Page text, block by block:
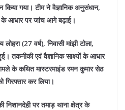
गया। टीम ने वैज्ञानिक अनुसंधान,
के आधार पर जांच आगे बढ़ाई।
(27 वर्ष), निवासी मांझी टोला,
तकनीकी एवं वैज्ञानिक साक्ष्यों के आधार
के कथित मास्टरमाइंड रमन कुमार सेठ
गिरफ्तार कर लिया।
निशानदेही पर तमाड़ थाना क्षेत्र के